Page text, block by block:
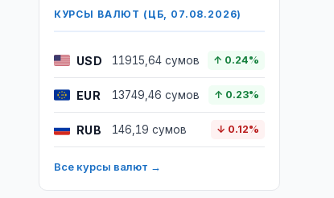
КУРСЫ ВАЛЮТ (ЦБ, 07.08.2026)
USD 11915,64 сумов ↑ 0.24%
EUR 13749,46 сумов ↑ 0.23%
RUB 146,19 сумов ↓ 0.12%
Все курсы валют →